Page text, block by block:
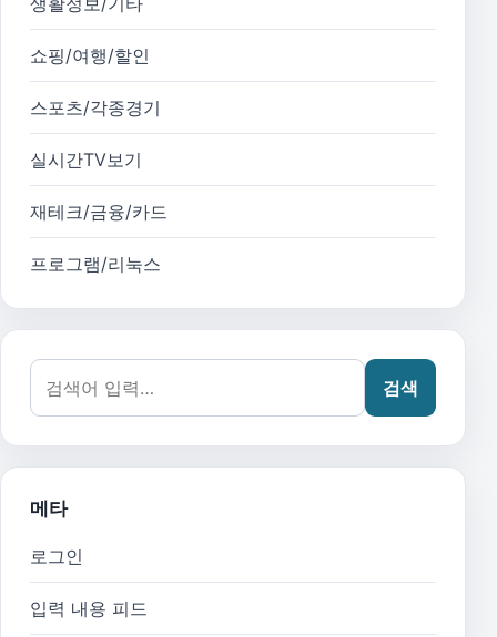
쇼핑/여행/할인
스포츠/각종경기
실시간TV보기
재테크/금융/카드
프로그램/리눅스
검색어:
검색
메타
로그인
입력 내용 피드